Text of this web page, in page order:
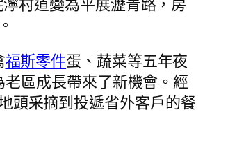
村道變為平展瀝青路，房
福斯零件蛋、蔬菜等五年夜
老區成長帶來了新機會。經
頭采摘到投遞省外客戶的餐